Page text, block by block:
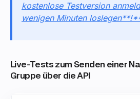
kostenlose Testversion
wenigen Minuten
Live-Tests zum Senden einer
Gruppe über die API